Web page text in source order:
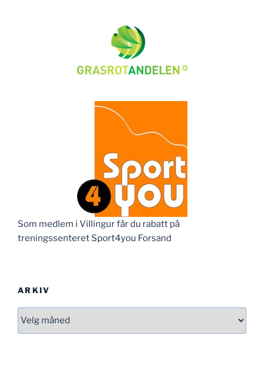
Som medlem i Villingur får du rabatt på
treningssenteret Sport4you Forsand
ARKIV